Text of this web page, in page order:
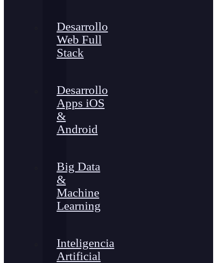
Desarrollo
Web Full
Stack
Desarrollo
Apps iOS
&
Android
Big Data
&
Machine
Learning
Inteligencia
Artificial